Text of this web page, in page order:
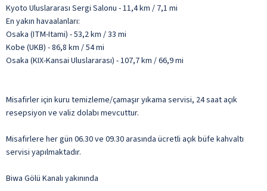
Kyoto Uluslararası Sergi Salonu - 11,4 km / 7,1 mi
En yakın havaalanları:
Osaka (ITM-Itami) - 53,2 km / 33 mi
Kobe (UKB) - 86,8 km / 54 mi
Osaka (KIX-Kansai Uluslararası) - 107,7 km / 66,9 mi
Misafirler için kuru temizleme/çamaşır yıkama servisi, 24 saat açık
resepsiyon ve valiz dolabı mevcuttur.
Misafirlere her gün 06.30 ve 09.30 arasında ücretli açık büfe kahvaltı
servisi yapılmaktadır.
Biwa Gölü Kanalı yakınında